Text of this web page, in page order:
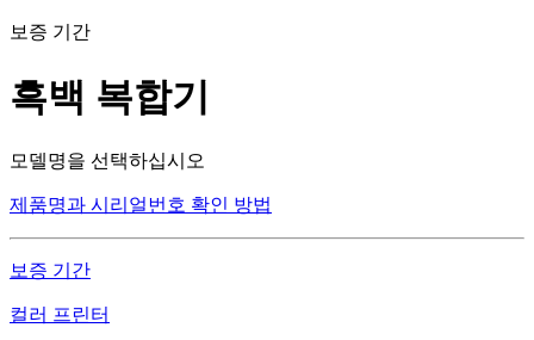
보증 기간
흑백 복합기
모델명을 선택하십시오
제품명과 시리얼번호 확인 방법
보증 기간
컬러 프린터